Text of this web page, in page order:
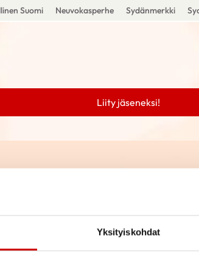
Yksityiskohdat
Suomi Neuvokasperhe Sydänmerkki
Liity jäseneksi!